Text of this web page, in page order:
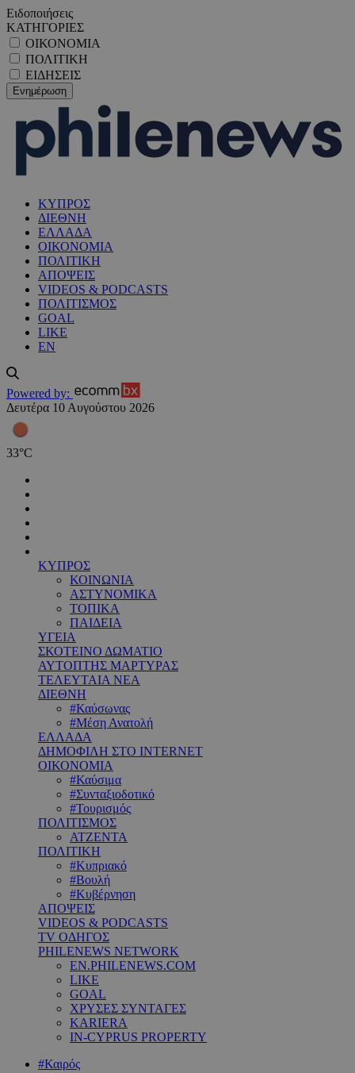
Ειδοποιήσεις
ΚΑΤΗΓΟΡΙΕΣ
ΟΙΚΟΝΟΜΙΑ
ΠΟΛΙΤΙΚΗ
ΕΙΔΗΣΕΙΣ
ΚΥΠΡΟΣ
ΔΙΕΘΝΗ
ΕΛΛΑΔΑ
ΟΙΚΟΝΟΜΙΑ
ΠΟΛΙΤΙΚΗ
ΑΠΟΨΕΙΣ
VIDEOS & PODCASTS
ΠΟΛΙΤΙΣΜΟΣ
GOAL
LIKE
EN
Powered by:
Δευτέρα 10 Αυγούστου 2026
33°C
ΚΥΠΡΟΣ
ΚΟΙΝΩΝΙΑ
ΑΣΤΥΝΟΜΙΚΑ
ΤΟΠΙΚΑ
ΠΑΙΔΕΙΑ
ΥΓΕΙΑ
ΣΚΟΤΕΙΝΟ ΔΩΜΑΤΙΟ
ΑΥΤΟΠΤΗΣ ΜΑΡΤΥΡΑΣ
ΤΕΛΕΥΤΑΙΑ ΝΕΑ
ΔΙΕΘΝΗ
#Καύσωνας
#Μέση Ανατολή
ΕΛΛΑΔΑ
ΔΗΜΟΦΙΛΗ ΣΤΟ INTERNET
ΟΙΚΟΝΟΜΙΑ
#Καύσιμα
#Συνταξιοδοτικό
#Τουρισμός
ΠΟΛΙΤΙΣΜΟΣ
ΑΤΖΕΝΤΑ
ΠΟΛΙΤΙΚΗ
#Κυπριακό
#Βουλή
#Κυβέρνηση
ΑΠΟΨΕΙΣ
VIDEOS & PODCASTS
TV ΟΔΗΓΟΣ
PHILENEWS NETWORK
EN.PHILENEWS.COM
LIKE
GOAL
ΧΡΥΣΕΣ ΣΥΝΤΑΓΕΣ
KARIERA
IN-CYPRUS PROPERTY
#Καιρός